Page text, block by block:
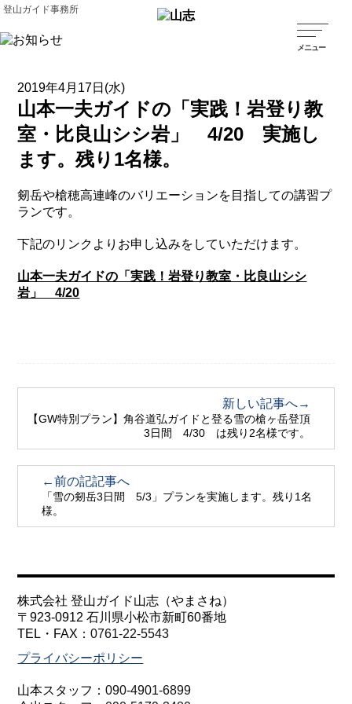
登山ガイド事務所
2019年4月17日(水)
山本一夫ガイドの「実践！岩登り教
室・比良山シシ岩」 4/20 実施し
ます。残り1名様。
剱岳や槍穂高連峰のバリエーションを目指しての講習プ
ランです。
下記のリンクよりお申し込みをしていただけます。
山本一夫ガイドの「実践！岩登り教室・比良山シシ
岩」 4/20
新しい記事へ→
【GW特別プラン】角谷道弘ガイドと登る雪の槍ヶ岳登頂
3日間 4/30 は残り2名様です。
←前の記記事へ
「雪の剱岳3日間 5/3」プランを実施します。残り1名
様。
株式会社 登山ガイド山志（やまさね）
〒923-0912 石川県小松市新町60番地
TEL・FAX：0761-22-5543
プライバシーポリシー
山本スタッフ：090-4901-6899